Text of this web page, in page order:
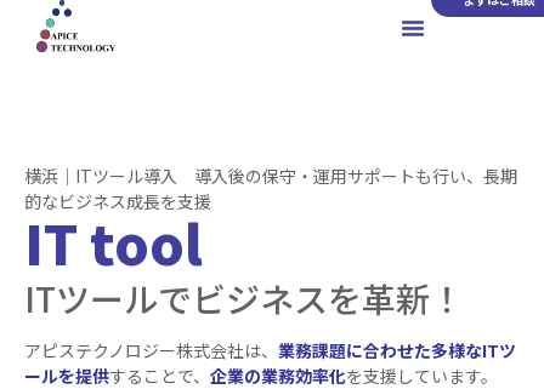
横浜｜ITツール導入 導入後の保守・運用サポートも行い、長期
的なビジネス成長を支援
IT tool
ITツールでビジネスを革新！
アピステクノロジー株式会社は、 業務課題に合わせた多様なITツ
ールを提供することで、 企業の業務効率化を支援しています。